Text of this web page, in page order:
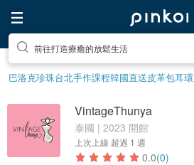
前往打造療癒的放鬆生活
巴洛克珍珠台北手作課程韓國直送皮革包耳環
VintageThunya
泰國 | 2023 開館
上次上線 超過 1 週
0.0(0)